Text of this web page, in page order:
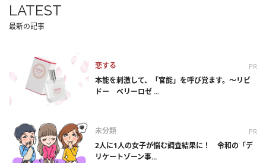
LATEST
最新の記事
恋する PR
本能を刺激して、「官能」を呼び覚ます。～リビ
ドー ベリーロゼ ...
未分類 PR
2人に1人の女子が悩む調査結果に！ 令和の「デ
リケートゾーン事...